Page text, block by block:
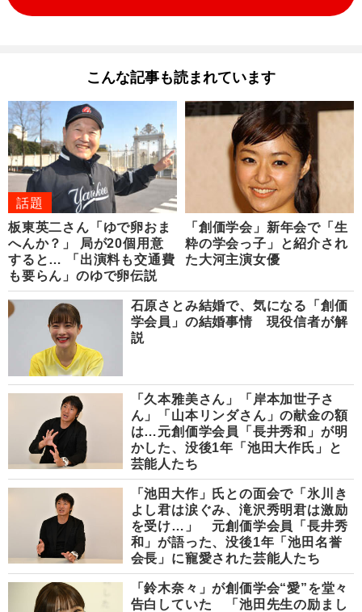
こんな記事も読まれています
話題
板東英二さん「ゆで卵おま
へんか？」 局が20個用意
すると… 「出演料も交通費
も要らん」のゆで卵伝説
「創価学会」新年会で「生
粋の学会っ子」と紹介され
た大河主演女優
石原さとみ結婚で、気になる「創価
学会員」の結婚事情 現役信者が解
説
「久本雅美さん」「岸本加世子さ
ん」「山本リンダさん」の献金の額
は…元創価学会員「長井秀和」が明
かした、没後1年「池田大作氏」と
芸能人たち
「池田大作」氏との面会で「氷川き
よし君は涙ぐみ、滝沢秀明君は激励
を受け…」 元創価学会員「長井秀
和」が語った、没後1年「池田名誉
会長」に寵愛された芸能人たち
「鈴木奈々」が創価学会“愛”を堂々
告白していた 「池田先生の励まし